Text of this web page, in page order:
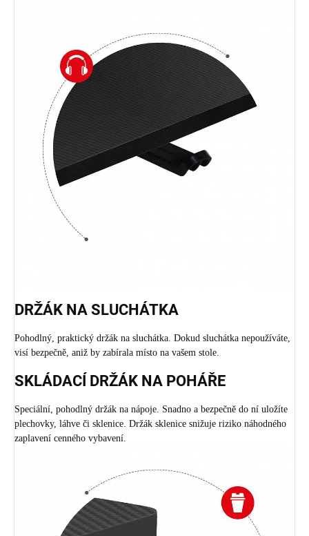
DRŽÁK NA SLUCHÁTKA
Pohodlný, praktický držák na sluchátka. Dokud sluchátka nepoužíváte,
visí bezpečně, aniž by zabírala místo na vašem stole.
SKLÁDACÍ DRŽÁK NA POHÁŘE
Speciální, pohodlný držák na nápoje. Snadno a bezpečně do ní uložíte
plechovky, láhve či sklenice. Držák sklenice snižuje riziko náhodného
zaplavení cenného vybavení.